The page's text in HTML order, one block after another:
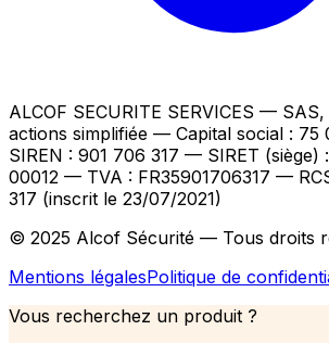
ALCOF SECURITE SERVICES — SAS,
actions simplifiée — Capital social : 75
SIREN : 901 706 317 — SIRET (siège)
00012 — TVA : FR35901706317 —
317 (inscrit le 23/07/2021)
© 2025 Alcof Sécurité — Tous droits
Mentions légalesPolitique de
Vous recherchez un produit ?